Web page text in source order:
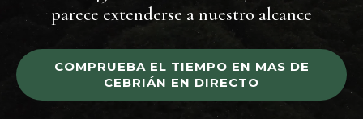
parece extenderse a nuestro alcance
COMPRUEBA EL TIEMPO EN MAS DE
CEBRIÁN EN DIRECTO